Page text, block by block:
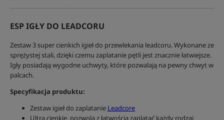
ESP IGŁY DO LEADCORU
Zestaw 3 super cienkich igieł do przewlekania leadcoru. Wykonane ze
sprężystej stali, dzięki czemu zaplatanie pętli jest znacznie łatwiejsze.
Igły posiadają wygodne uchwyty, które pozwalają na pewny chwyt w
palcach.
Specyfikacja produktu:
Zestaw igieł do zaplatanie Leadcore